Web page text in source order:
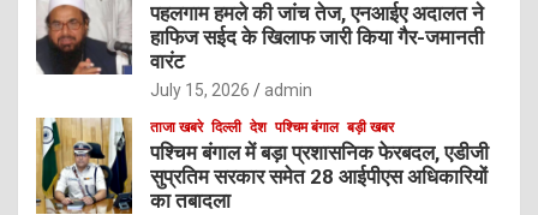
पहलगाम हमले की जांच तेज, एनआईए अदालत ने
हाफिज सईद के खिलाफ जारी किया गैर-जमानती
वारंट
July 15, 2026 admin
ताजा खबरे दिल्ली देश पश्चिम बंगाल बड़ी खबर
पश्चिम बंगाल में बड़ा प्रशासनिक फेरबदल, एडीजी
सुप्रतिम सरकार समेत 28 आईपीएस अधिकारियों
का तबादला